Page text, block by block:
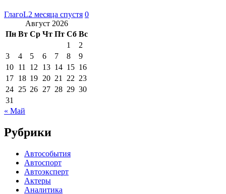
ГлагоL2 месяца спустя 0
Август 2026
Пн Вт Ср Чт Пт Сб Вс
1
2
3
4 5 6 7 8
9
10 11 12 13 14 15 16
17 18 19 20 21 22 23
24 25 26 27 28 29 30
31
« Май
Рубрики
Автособытия
Автоспорт
Автоэксперт
Актеры
Аналитика